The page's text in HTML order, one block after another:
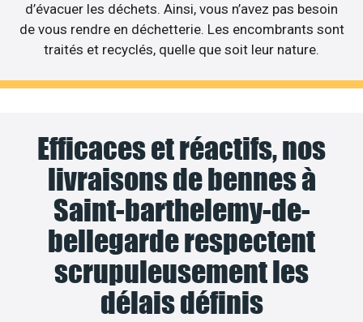
d’évacuer les déchets. Ainsi, vous n’avez pas besoin
de vous rendre en déchetterie. Les encombrants sont
traités et recyclés, quelle que soit leur nature.
Efficaces et réactifs, nos
livraisons de bennes à
Saint-barthelemy-de-
bellegarde respectent
scrupuleusement les
délais définis